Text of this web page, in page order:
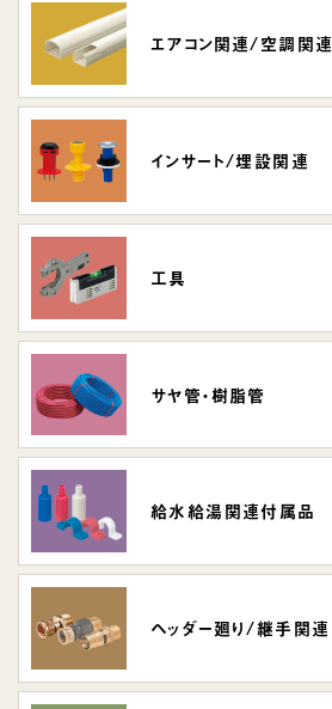
エアコン関連/空調関連
インサート/埋設関連
工具
サヤ管・樹脂管
給水給湯関連付属品
ヘッダー廻り/継手関連